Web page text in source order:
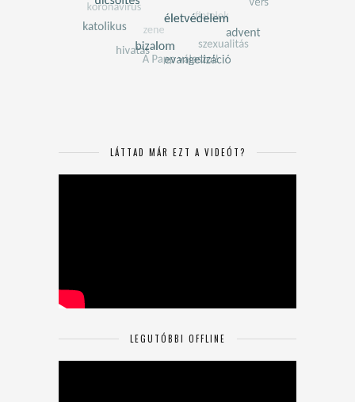
LÁTTAD MÁR EZT A VIDEÓT?
LEGUTÓBBI OFFLINE